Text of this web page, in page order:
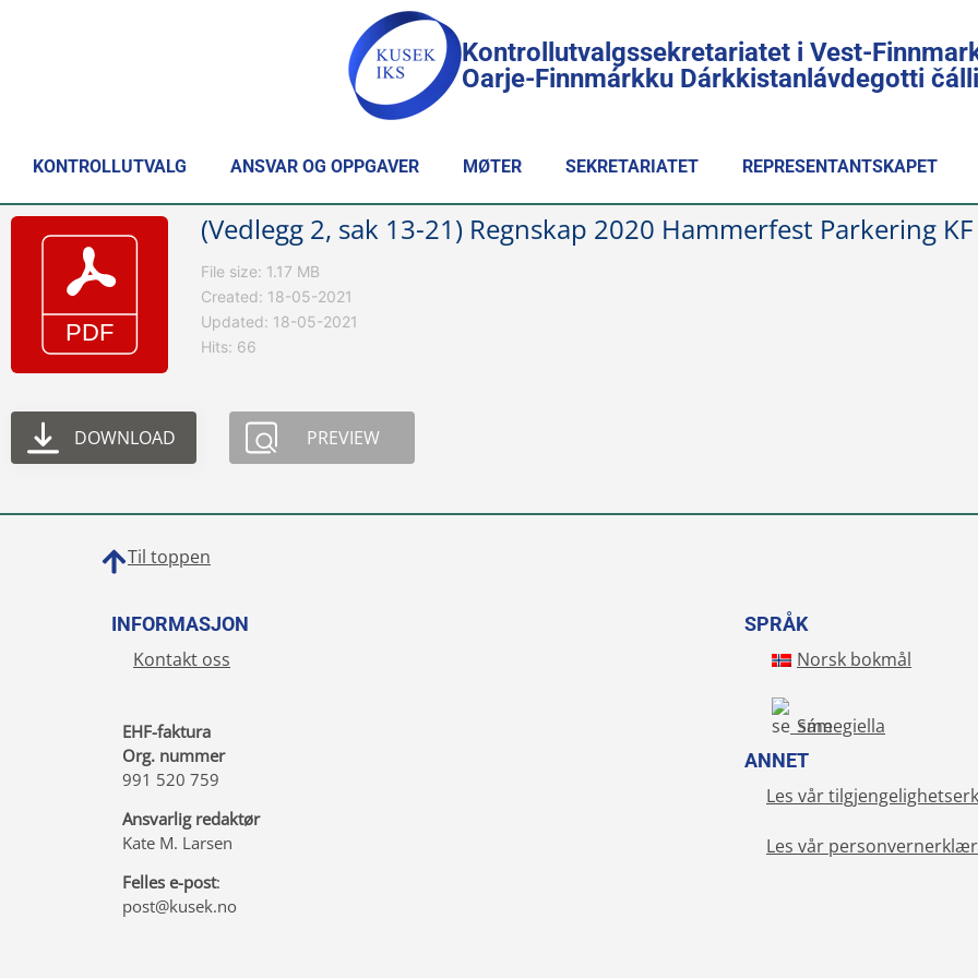
Kontrollutvalgssekretariatet i Vest-
Oarje-Finnmárkku Dárkkistanlávdegotti
KONTROLLUTVALG ANSVAR OG OPPGAVER MØTER SEKRETARIATET REPRESENTANTSKAPET
(Vedlegg 2, sak 13-21) Regnskap 2020 Hammerfest Parkering KF
File size: 1.17 MB
Created: 18-05-2021
Updated: 18-05-2021
Hits: 66
DOWNLOAD PREVIEW
Til toppen
INFORMASJON
Kontakt oss
EHF-faktura
Org. nummer
991 520 759
Ansvarlig redaktør
Kate M. Larsen
Felles e-post:
post@kusek.no
SPRÅK
Norsk bokmål
Sámegiella
ANNET
Les vår
Les vår